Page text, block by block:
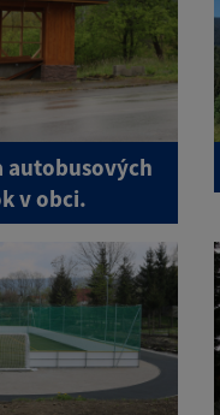
autobusových
v obci.